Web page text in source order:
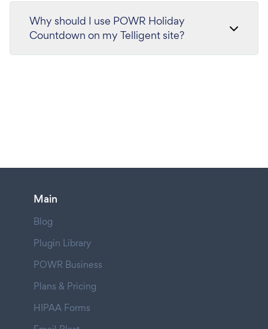
Why should I use POWR Holiday
Countdown on my Telligent site?
Main
Blog
Plugin Library
POWR Business
Plans & Pricing
HIPAA Forms